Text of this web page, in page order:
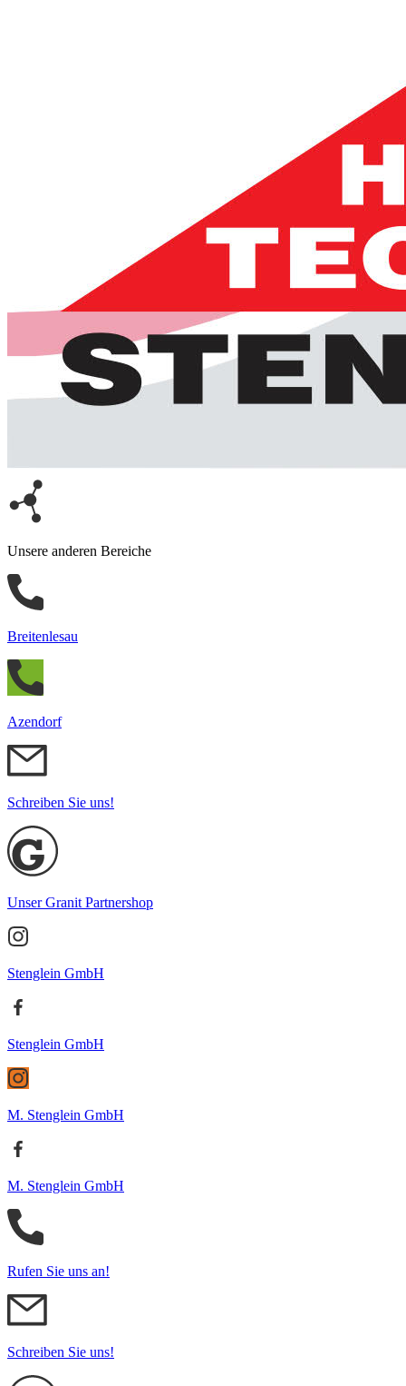
Unsere anderen Bereiche
Breitenlesau
Azendorf
Schreiben Sie uns!
Unser Granit Partnershop
Stenglein GmbH
Stenglein GmbH
M. Stenglein GmbH
M. Stenglein GmbH
Rufen Sie uns an!
Schreiben Sie uns!